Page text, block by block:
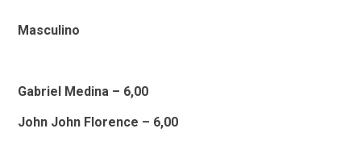
Masculino
Gabriel Medina – 6,00
John John Florence – 6,00